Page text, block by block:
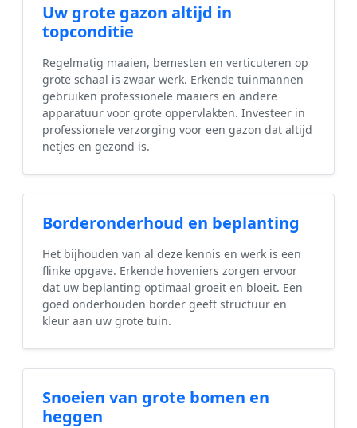
Uw grote gazon altijd in
topconditie
Regelmatig maaien, bemesten en verticuteren op
grote schaal is zwaar werk. Erkende tuinmannen
gebruiken professionele maaiers en andere
apparatuur voor grote oppervlakten. Investeer in
professionele verzorging voor een gazon dat altijd
netjes en gezond is.
Borderonderhoud en beplanting
Het bijhouden van al deze kennis en werk is een
flinke opgave. Erkende hoveniers zorgen ervoor
dat uw beplanting optimaal groeit en bloeit. Een
goed onderhouden border geeft structuur en
kleur aan uw grote tuin.
Snoeien van grote bomen en
heggen